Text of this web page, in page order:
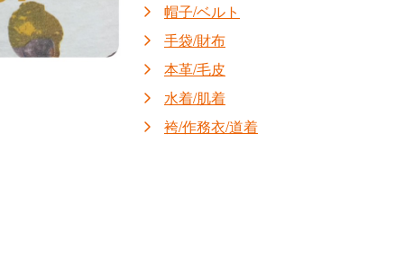
帽子/ベルト
手袋/財布
本革/毛皮
水着/肌着
袴/作務衣/道着